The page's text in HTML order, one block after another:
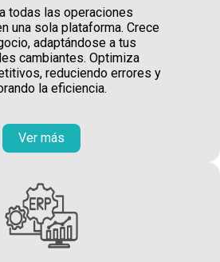
todas las operaciones
una sola plataforma. Crece
adaptándose a tus
cambiantes. Optimiza
reduciendo errores y
la eficiencia.
Ver más